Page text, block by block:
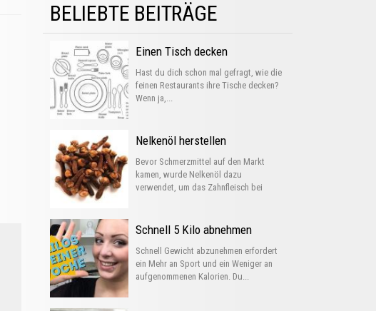
BELIEBTE BEITRÄGE
Einen Tisch decken
Hast du dich schon mal gefragt, wie die
feinen Restaurants ihre Tische decken?
Wenn ja,...
Nelkenöl herstellen
Bevor Schmerzmittel auf den Markt
kamen, wurde Nelkenöl dazu
verwendet, um das Zahnfleisch bei
Schnell 5 Kilo abnehmen
Schnell Gewicht abzunehmen erfordert
ein Mehr an Sport und ein Weniger an
aufgenommenen Kalorien. Du...